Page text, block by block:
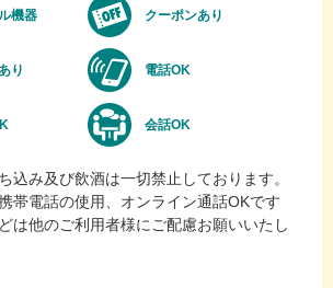
機器 クーポンあり
り 電話OK
会話OK
込み及び飲酒は一切禁止しております。
帯電話の使用、オンライン通話OKです
は他のご利用者様にご配慮お願いいたし